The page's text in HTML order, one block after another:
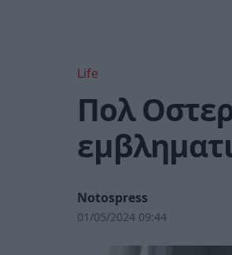
Life
Πολ
Notospress
01/05/2024 09:44